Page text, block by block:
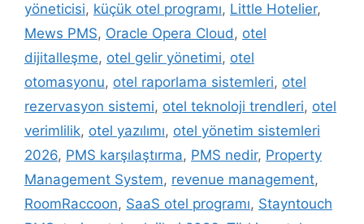
yöneticisi, küçük otel programı, Little Hotelier,
Mews PMS, Oracle Opera Cloud, otel
dijitalleşme, otel gelir yönetimi, otel
otomasyonu, otel raporlama sistemleri, otel
rezervasyon sistemi, otel teknoloji trendleri, otel
verimlilik, otel yazılımı, otel yönetim sistemleri
2026, PMS karşılaştırma, PMS nedir, Property
Management System, revenue management,
RoomRaccoon, SaaS otel programı, Stayntouch